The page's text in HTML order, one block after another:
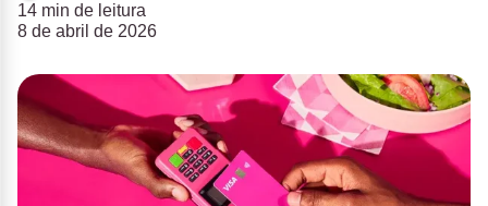
14 min de leitura
8 de abril de 2026